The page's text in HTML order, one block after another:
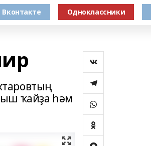
Вконтакте Одноклассники
ҡайҙа һәм